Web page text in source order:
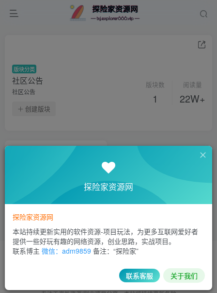
版块分类
社区公告
社区公告
创建版块
版块数
1
阅读量
22W+
22W+
探险家资源网
探险家资源网
探险家资源网
本站持续更新实用的软件资源-项目玩法，为更多互联网爱好者
提供一些好玩有趣的网络资源，创业思路，实战项目。
联系博主 微信：adm9859 备注：“探险家”
联系客服 关于我们